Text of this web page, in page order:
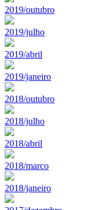
2019/outubro
2019/julho
2019/abril
2019/janeiro
2018/outubro
2018/julho
2018/abril
2018/marco
2018/janeiro